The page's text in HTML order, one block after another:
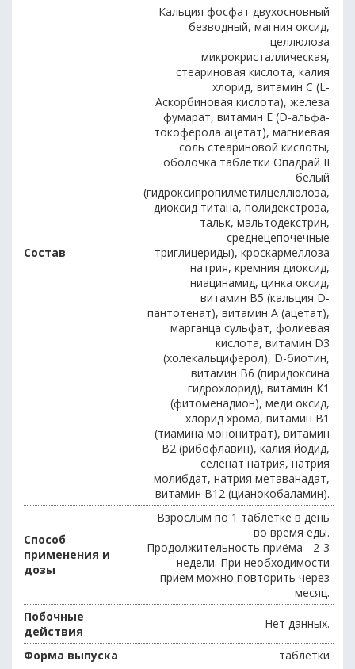
Состав
Кальция фосфат двухосновный
безводный, магния оксид,
целлюлоза
микрокристаллическая,
стеариновая кислота, калия
хлорид, витамин С (L-
Аскорбиновая кислота), железа
фумарат, витамин Е (D-альфа-
токоферола ацетат), магниевая
соль стеариновой кислоты,
оболочка таблетки Опадрай II
белый
(гидроксипропилметилцеллюлоза,
диоксид титана, полидекстроза,
тальк, мальтодекстрин,
среднецепочечные
триглицериды), кроскармеллоза
натрия, кремния диоксид,
ниацинамид, цинка оксид,
витамин В5 (кальция D-
пантотенат), витамин А (ацетат),
марганца сульфат, фолиевая
кислота, витамин D3
(холекальциферол), D-биотин,
витамин В6 (пиридоксина
гидрохлорид), витамин К1
(фитоменадион), меди оксид,
хлорид хрома, витамин В1
(тиамина мононитрат), витамин
В2 (рибофлавин), калия йодид,
селенат натрия, натрия
молибдат, натрия метаванадат,
витамин В12 (цианокобаламин).
Способ
применения и
дозы
Взрослым по 1 таблетке в день
во время еды.
Продолжительность приёма - 2-3
недели. При необходимости
прием можно повторить через
месяц.
Побочные
действия
Нет данных.
Форма выпуска
таблетки